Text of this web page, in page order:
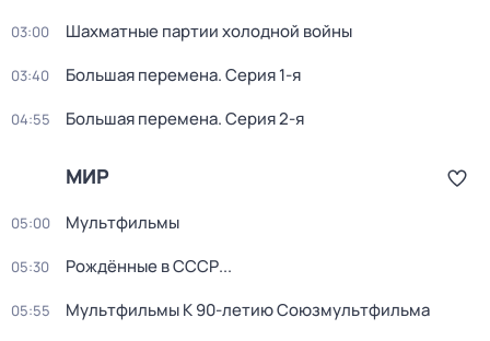
03:00 Шахматные партии холодной войны
03:40 Бoльшая перемeна. Серия 1-я
04:55 Бoльшая перемeна. Серия 2-я
МИР
05:00 Мультфильмы
05:30 Рождённые в СССР...
05:55 Мультфильмы К 90-летию Союзмультфильма